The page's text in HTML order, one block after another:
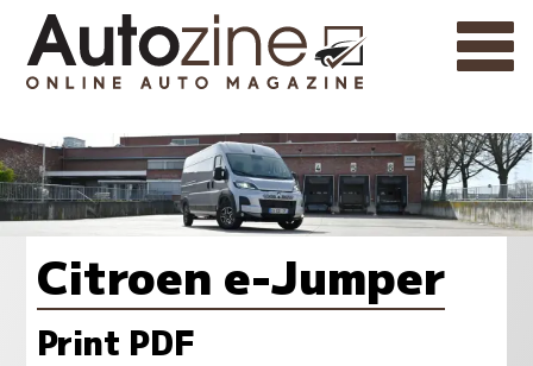
Citroen e-Jumper
Print PDF